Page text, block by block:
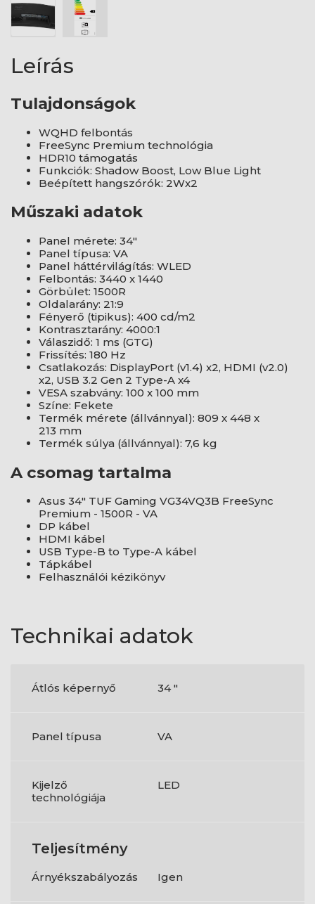
Leírás
Tulajdonságok
WQHD felbontás
FreeSync Premium technológia
HDR10 támogatás
Funkciók: Shadow Boost, Low Blue Light
Beépített hangszórók: 2Wx2
Műszaki adatok
Panel mérete: 34"
Panel típusa: VA
Panel háttérvilágítás: WLED
Felbontás: 3440 x 1440
Görbület: 1500R
Oldalarány: 21:9
Fényerő (tipikus): 400 cd/m2
Kontrasztarány: 4000:1
Válaszidő: 1 ms (GTG)
Frissítés: 180 Hz
Csatlakozás: DisplayPort (v1.4) x2, HDMI (v2.0)
x2, USB 3.2 Gen 2 Type-A x4
VESA szabvány: 100 x 100 mm
Színe: Fekete
Termék mérete (állvánnyal): 809 x 448 x
213 mm
Termék súlya (állvánnyal): 7,6 kg
A csomag tartalma
Asus 34" TUF Gaming VG34VQ3B FreeSync
Premium - 1500R - VA
DP kábel
HDMI kábel
USB Type-B to Type-A kábel
Tápkábel
Felhasználói kézikönyv
Technikai adatok
Átlós képernyő 34 "
Panel típusa VA
Kijelző
technológiája
LED
Teljesítmény
Árnyékszabályozás Igen